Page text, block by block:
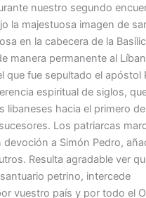
nuestro segundo
la majestuosa imagen de
en la cabecera de la
manera permanente al
que fue sepultado el apóstol
espiritual de siglos,
libaneses hacia el primero
Los patriarcas
devoción a Simón Pedro,
Resulta agradable ver
petrino, intercede
vuestro país y por todo el